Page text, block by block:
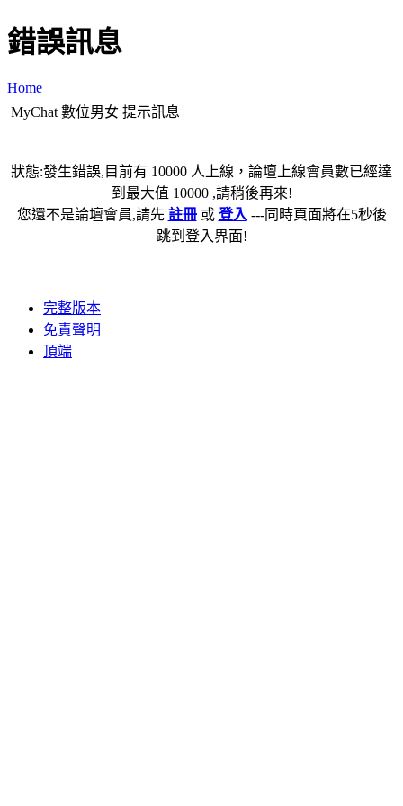
錯誤訊息
Home
MyChat 數位男女 提示訊息
狀態:發生錯誤,目前有 10000 人上線，論壇上線會員數已經達
到最大值 10000 ,請稍後再來!
您還不是論壇會員,請先 註冊或 登入 ---同時頁面將在5秒後
跳到登入界面!
完整版本
免責聲明
頂端